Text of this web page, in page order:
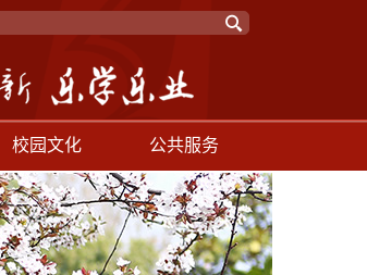
校园文化 公共服务